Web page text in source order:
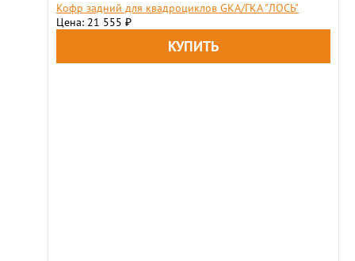
​Кофр задний для квадроциклов GKA/ГКА "ЛОСЬ"
Цена: 21 555 ₽